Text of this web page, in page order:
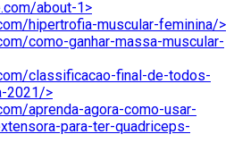
about-1>
hipertrofia-muscular-feminina/>
como-ganhar-massa-muscular-
classificacao-final-de-todos-
2021/>
aprenda-agora-como-usar-
para-ter-quadriceps-